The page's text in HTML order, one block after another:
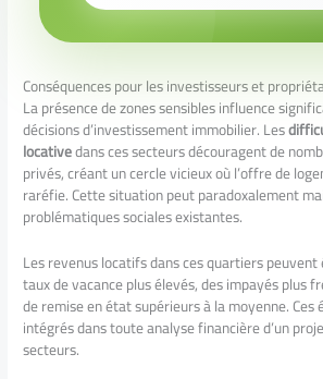
Conséquences pour les investisseurs et
La présence de zones sensibles influence
décisions d’investissement immobilier. Les
locativedans ces secteurs découragent de
privés, créant un cercle vicieux où l’offre de
raréfie. Cette situation peut paradoxalement
problématiques sociales existantes.
Les revenus locatifs dans ces quartiers
taux de vacance plus élevés, des impayés plus
de remise en état supérieurs à la moyenne.
intégrés dans toute analyse financière d’un
secteurs.